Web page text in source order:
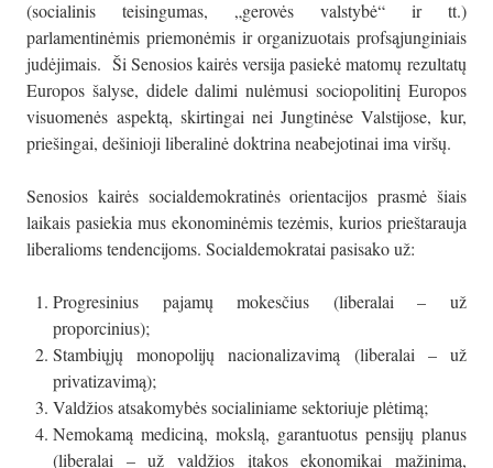
(socialinis teisingumas, „gerovės valstybė“ ir tt.)
parlamentinėmis priemonėmis ir organizuotais profsąjunginiais
judėjimais. Ši Senosios kairės versija pasiekė matomų rezultatų
Europos šalyse, didele dalimi nulėmusi sociopolitinį Europos
visuomenės aspektą, skirtingai nei Jungtinėse Valstijose, kur,
priešingai, dešinioji liberalinė doktrina neabejotinai ima viršų.
Senosios kairės socialdemokratinės orientacijos prasmė šiais
laikais pasiekia mus ekonominėmis tezėmis, kurios prieštarauja
liberalioms tendencijoms. Socialdemokratai pasisako už:
Progresinius pajamų mokesčius (liberalai – už
proporcinius);
Stambiųjų monopolijų nacionalizavimą (liberalai – už
privatizavimą);
Valdžios atsakomybės socialiniame sektoriuje plėtimą;
Nemokamą mediciną, mokslą, garantuotus pensijų planus
(liberalai – už valdžios įtakos ekonomikai mažinimą,